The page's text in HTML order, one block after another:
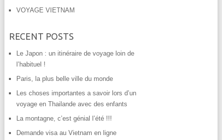
VOYAGE VIETNAM
RECENT POSTS
Le Japon : un itinéraire de voyage loin de
l’habituel !
Paris, la plus belle ville du monde
Les choses importantes a savoir lors d’un
voyage en Thailande avec des enfants
La montagne, c’est génial l’été !!!
Demande visa au Vietnam en ligne